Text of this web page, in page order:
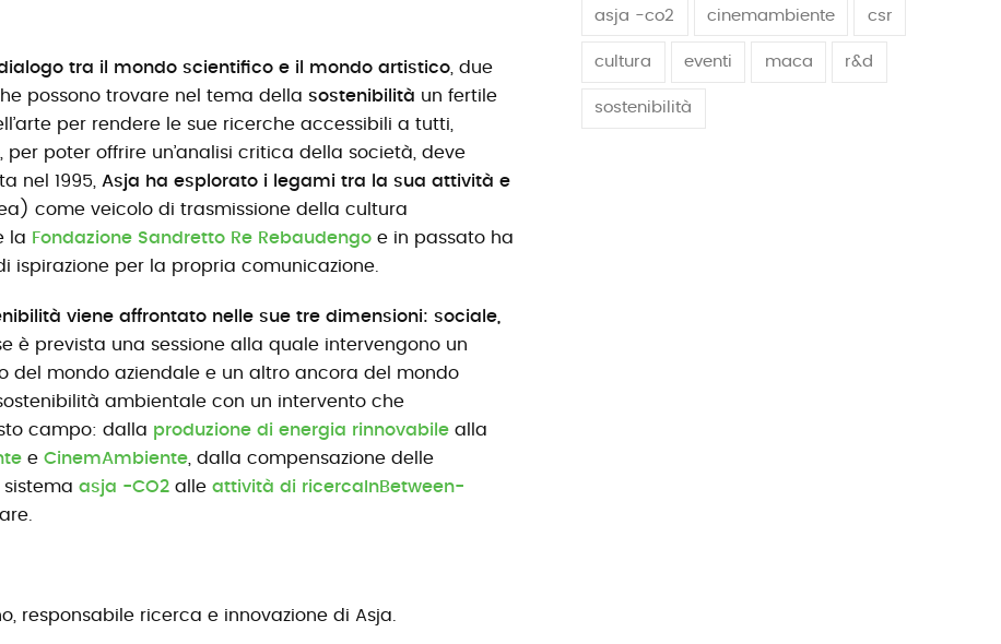
tra il mondo scientifico e il mondo artistico , due
possono trovare nel tema della sostenibilità un fertile
per rendere le sue ricerche accessibili a tutti,
poter offrire un’analisi critica della società, deve
nel 1995, Asja ha esplorato i legami tra la sua attività e
come veicolo di trasmissione della cultura
la Fondazione Sandretto Re Rebaudengo e in passato ha
ispirazione per la propria comunicazione.
viene affrontato nelle sue tre dimensioni: sociale,
è prevista una sessione alla quale intervengono un
del mondo aziendale e un altro ancora del mondo
ambientale con un intervento che
campo: dalla produzione di energia rinnovabile alla
e CinemAmbiente , dalla compensazione delle
asja -CO2 alle attività di ricerca InBetween-
responsabile ricerca e innovazione di Asja.
asja -co2 cinemambiente csr
cultura eventi maca r&d
sostenibilità